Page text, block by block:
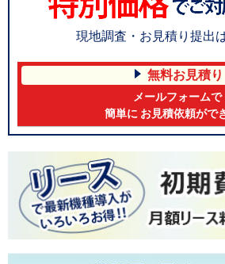
現地調査・お見積り提出
無料お見積り
メールフォームで
簡単に お見積依頼がで